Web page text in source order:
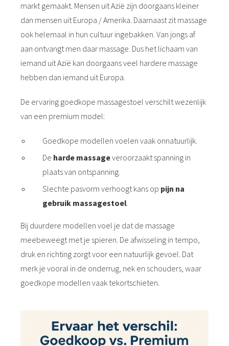
markt gemaakt. Mensen uit Azië zijn doorgaans kleiner
dan mensen uit Europa / Amerika. Daarnaast zit massage
ook helemaal in hun cultuur ingebakken. Van jongs af
aan ontvangt men daar massage. Dus het lichaam van
iemand uit Azië kan doorgaans veel hardere massage
hebben dan iemand uit Europa.
De ervaring goedkope massagestoel verschilt wezenlijk
van een premium model:
Goedkope modellen voelen vaak onnatuurlijk.
De harde massageveroorzaakt spanning in
plaats van ontspanning.
Slechte pasvorm verhoogt kans op pijn na
gebruik massagestoel
Bij duurdere modellen voel je dat de massage
meebeweegt met je spieren. De afwisseling in tempo,
druk en richting zorgt voor een natuurlijk gevoel. Dat
merk je vooral in de onderrug, nek en schouders, waar
goedkope modellen vaak tekortschieten.